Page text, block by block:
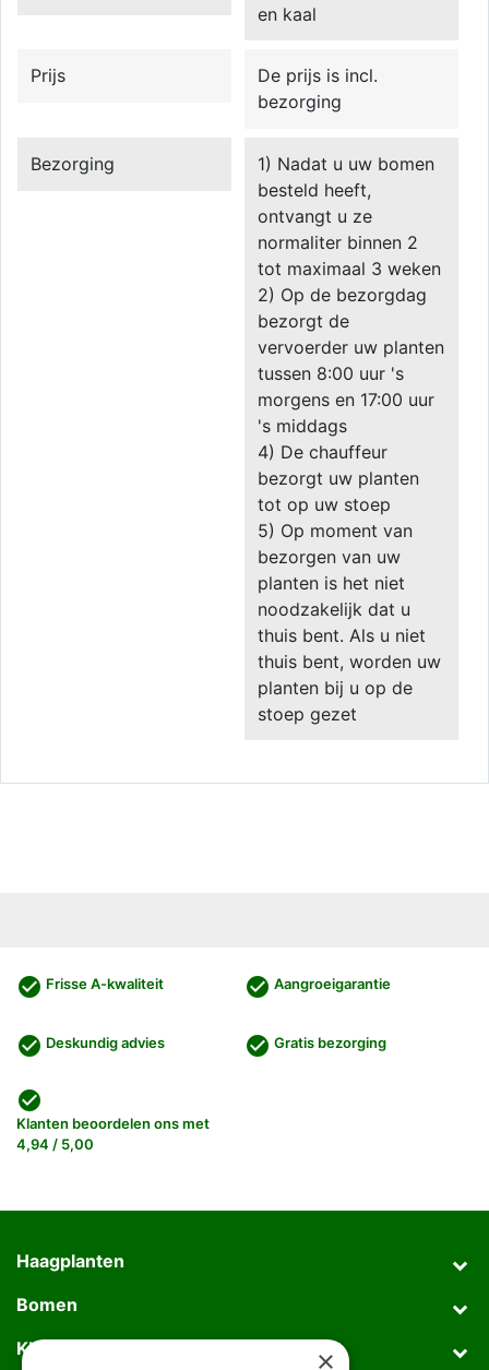
en kaal
Prijs
De prijs is incl.
bezorging
Bezorging
1) Nadat u uw bomen
besteld heeft,
ontvangt u ze
normaliter binnen 2
tot maximaal 3 weken
2) Op de bezorgdag
bezorgt de
vervoerder uw planten
tussen 8:00 uur 's
morgens en 17:00 uur
's middags
4) De chauffeur
bezorgt uw planten
tot op uw stoep
5) Op moment van
bezorgen van uw
planten is het niet
noodzakelijk dat u
thuis bent. Als u niet
thuis bent, worden uw
planten bij u op de
stoep gezet
check_circle Frisse A-kwaliteit check_circle Aangroeigarantie
check_circle Deskundig advies check_circle Gratis bezorging
check_circle
Klanten beoordelen ons met
4,94 / 5,00
Haagplanten
Bomen
Klantenservice
×